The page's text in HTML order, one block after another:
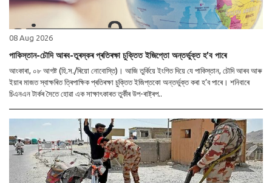
08 Aug 2026
পাকিস্তান-চৌদি আৰব-তুৰস্কৰ প্ৰতিৰক্ষা চুক্তিত ইজিপ্তো অন্তৰ্ভুক্ত হ’ব পাৰে
আংকাৰা, ০৮ আগষ্ট (হি.স./ৰিয়ো নোবোস্তি)। আজি তুৰ্কিয়ে ইংগিত দিয়ে যে পাকিস্তান, চৌদি আৰব আৰু
ইয়াৰ মাজত স্বাক্ষৰিত ত্ৰিপাক্ষিক প্ৰতিৰক্ষা চুক্তিত ইজিপ্তকো অন্তৰ্ভুক্ত কৰা হ’ব পাৰে। শনিবাৰে
চিএনএন টাৰ্কৰ সৈতে হোৱা এক সাক্ষাৎকাৰত তুৰ্কীৰ উপ-ৰাষ্ট্ৰপ..